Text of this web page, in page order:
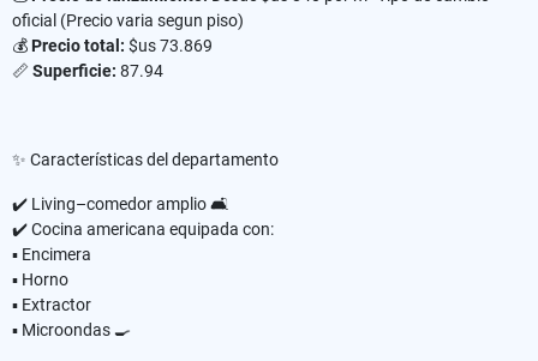
oficial (Precio varia segun piso)
💰Precio total: $us 73.869
📏 Superficie: 87.94
✨ Características del departamento
✔️ Living–comedor amplio 🛋️
✔️ Cocina americana equipada con:
▪️ Encimera
▪️ Horno
▪️ Extractor
▪️ Microondas 🍳